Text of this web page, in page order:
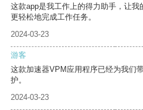
这款app是我工作上的得力助手，让
更轻松地完成工作任务。
2024-03-23
游客
这款加速器VPM应用程序已经为我们
护。
2024-03-23